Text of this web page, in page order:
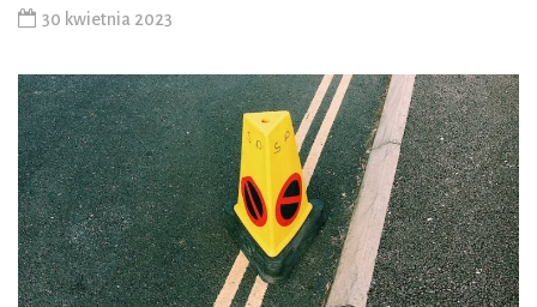
30 kwietnia 2023